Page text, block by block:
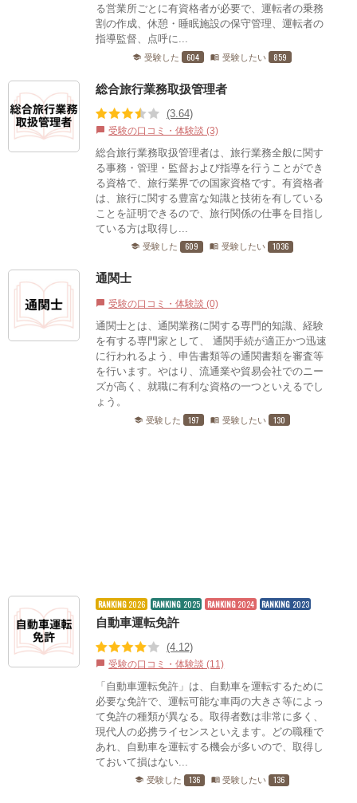
る営業所ごとに有資格者が必要で、運転者の乗務
割の作成、休憩・睡眠施設の保守管理、運転者の
指導監督、点呼に...
school 受験した 604 menu_book 受験したい 859
総合旅行業務取扱管理者
(3.64)
chat_bubble 受験の口コミ・体験談 (3)
総合旅行業務取扱管理者は、旅行業務全般に関す
る事務・管理・監督および指導を行うことができ
る資格で、旅行業界での国家資格です。有資格者
は、旅行に関する豊富な知識と技術を有している
ことを証明できるので、旅行関係の仕事を目指し
ている方は取得し...
school 受験した 609 menu_book 受験したい 1036
通関士
chat_bubble 受験の口コミ・体験談 (0)
通関士とは、通関業務に関する専門的知識、経験
を有する専門家として、 通関手続が適正かつ迅速
に行われるよう、申告書類等の通関書類を審査等
を行います。やはり、流通業や貿易会社でのニー
ズが高く、就職に有利な資格の一つといえるでし
ょう。
school 受験した 197 menu_book 受験したい 130
RANKING 2026 RANKING 2025 RANKING 2024 RANKING 2023
自動車運転免許
(4.12)
chat_bubble 受験の口コミ・体験談 (11)
「自動車運転免許」は、自動車を運転するために
必要な免許で、運転可能な車両の大きさ等によっ
て免許の種類が異なる。取得者数は非常に多く、
現代人の必携ライセンスといえます。どの職種で
あれ、自動車を運転する機会が多いので、取得し
ておいて損はない...
school 受験した 136 menu_book 受験したい 136